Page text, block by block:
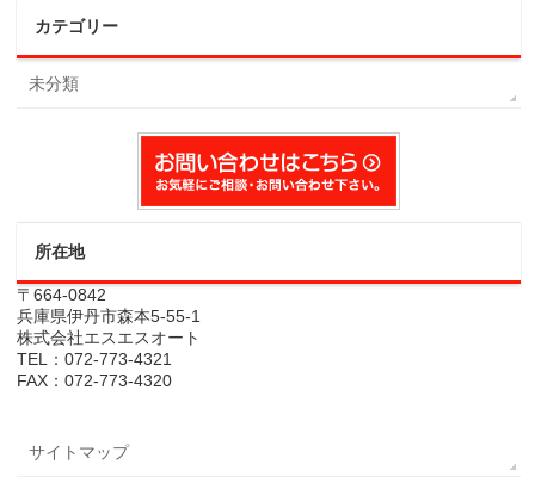
カテゴリー
未分類
所在地
〒664-0842
兵庫県伊丹市森本5-55-1
株式会社エスエスオート
TEL：072-773-4321
FAX：072-773-4320
サイトマップ